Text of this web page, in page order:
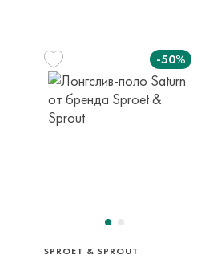
-50%
SPROET & SPROUT